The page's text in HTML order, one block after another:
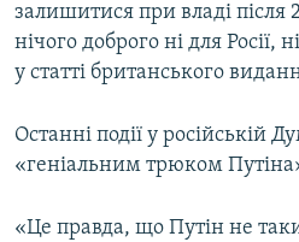
залишитися при владі
нічого доброго ні для Росії,
у статті британського
Останні події у російській
«геніальним трюком
«Це правда, що Путін не